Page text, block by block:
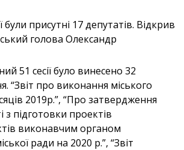
були присутні 17 депутатів. Відкрив
голова Олександр
51 сесії було винесено 32
“Звіт про виконання міського
2019р.”, “Про затвердження
з підготовки проектів
виконавчим органом
ради на 2020 р.”, “Звіт